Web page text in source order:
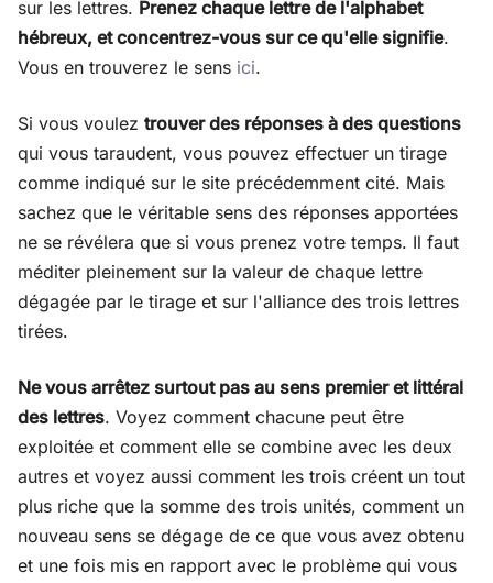
sur les lettres. Prenez chaque lettre de l'alphabet
hébreux, et concentrez-vous sur ce qu'elle signifie.
Vous en trouverez le sens ici.
Si vous voulez trouver des réponses à des questions
qui vous taraudent, vous pouvez effectuer un tirage
comme indiqué sur le site précédemment cité. Mais
sachez que le véritable sens des réponses apportées
ne se révélera que si vous prenez votre temps. Il faut
méditer pleinement sur la valeur de chaque lettre
dégagée par le tirage et sur l'alliance des trois lettres
tirées.
Ne vous arrêtez surtout pas au sens premier et littéral
des lettres. Voyez comment chacune peut être
exploitée et comment elle se combine avec les deux
autres et voyez aussi comment les trois créent un tout
plus riche que la somme des trois unités, comment un
nouveau sens se dégage de ce que vous avez obtenu
et une fois mis en rapport avec le problème qui vous